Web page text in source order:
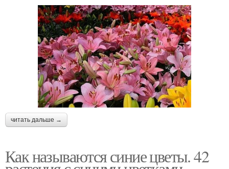
читать дальше →
Как называются синие цветы. 42